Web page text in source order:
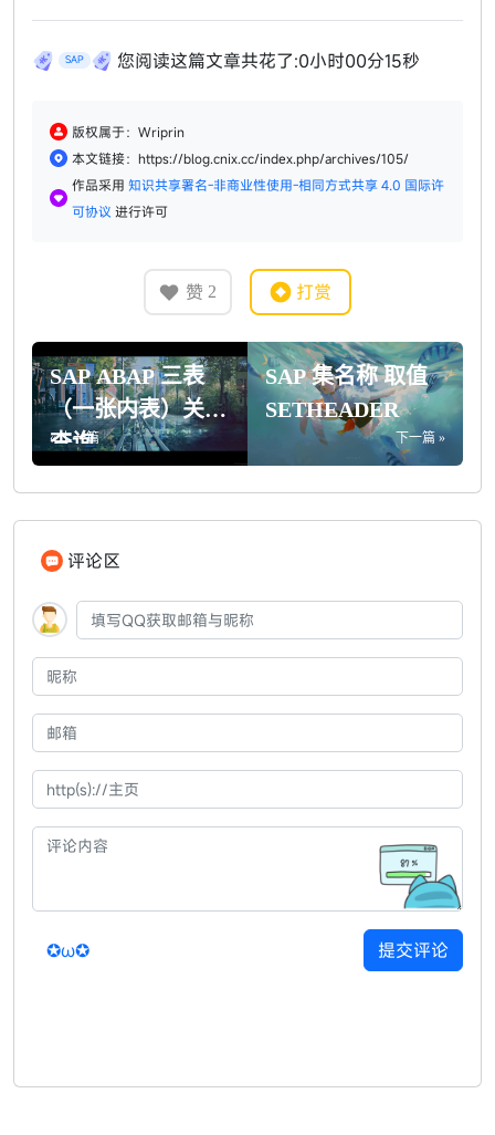
SAP 您阅读这篇文章共花了:0小时00分16秒
版权属于：Wriprin
本文链接：https://blog.cnix.cc/index.php/archives/105/
作品采用 知识共享署名-非商业性使用-相同方式共享 4.0 国际许
可协议 进行许可
赞 2 打赏
SAP ABAP 三表
（一张内表）关联
查询
« 上一篇
SAP 集名称 取值
SETHEADER
下一篇 »
评论区
✪ω✪ 提交评论